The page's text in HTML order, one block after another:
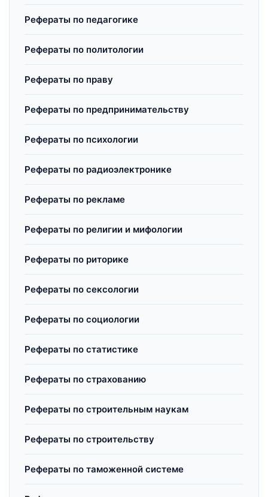
Рефераты по педагогике
Рефераты по политологии
Рефераты по праву
Рефераты по предпринимательству
Рефераты по психологии
Рефераты по радиоэлектронике
Рефераты по рекламе
Рефераты по религии и мифологии
Рефераты по риторике
Рефераты по сексологии
Рефераты по социологии
Рефераты по статистике
Рефераты по страхованию
Рефераты по строительным наукам
Рефераты по строительству
Рефераты по таможенной системе